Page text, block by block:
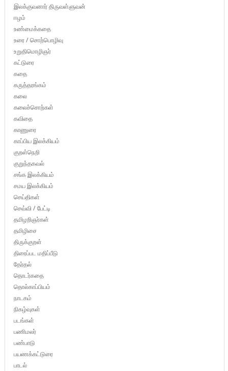
இலக்குவனார் திருவள்ளுவன்
ஈழம்
உண்மைக்கதை
உரை / சொற்பொழிவு
உறுதிமொழிஞர்
கட்டுரை
கதை
கருத்தரங்கம்
கலை
கலைச்சொற்கள்
கவிதை
காணுரை
காப்பிய இலக்கியம்
குறள்நெறி
குறுந்தகவல்
சங்க இலக்கியம்
சமய இலக்கியம்
செய்திகள்
செவ்வி / பேட்டி
தமிழறிஞர்கள்
தமிழிசை
திருக்குறள்
திரைப்பட மதிப்பீடு
தேர்தல்
தொடர்கதை
தொல்காப்பியம்
நாடகம்
நிகழ்வுகள்
படங்கள்
பணிமலர்
பண்பாடு
பயணக்கட்டுரை
பாடல்